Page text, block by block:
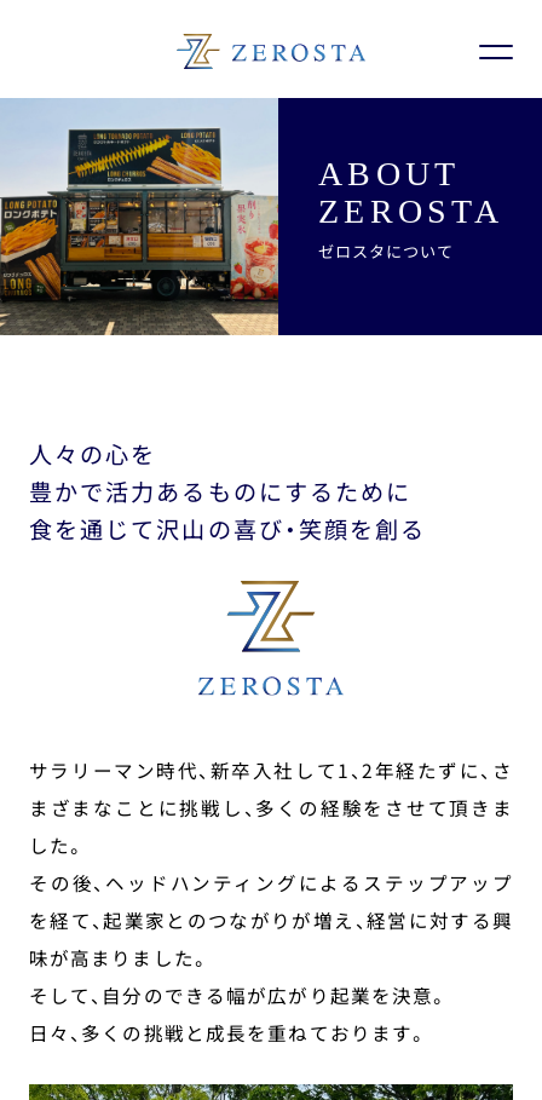
ABOUT
ZEROSTA
ゼロスタについて
人々の心を
豊かで活力あるものにするために
食を通じて沢山の喜び・笑顔を創る
サラリーマン時代、新卒入社して1、2年経たずに、さ
まざまなことに挑戦し、多くの経験をさせて頂きま
した。
その後、ヘッドハンティングによるステップアップ
を経て、起業家とのつながりが増え、経営に対する興
味が高まりました。
そして、自分のできる幅が広がり起業を決意。
日々、多くの挑戦と成長を重ねております。